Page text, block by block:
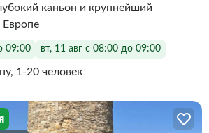
каньон и крупнейший
Европе
09:00 вт, 11 авг с 08:00 до 09:00
1-20 человек